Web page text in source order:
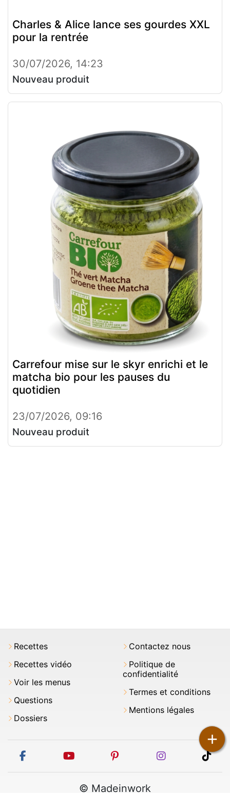
+
Charles & Alice lance ses gourdes XXL
pour la rentrée
30/07/2026, 14:23
Nouveau produit
Carrefour mise sur le skyr enrichi et le
matcha bio pour les pauses du
quotidien
23/07/2026, 09:16
Nouveau produit
Recettes
Recettes vidéo
Voir les menus
Questions
Dossiers
Contactez nous
Politique de
confidentialité
Termes et conditions
Mentions légales
facebook youtube pinterest instagram
© Madeinwork